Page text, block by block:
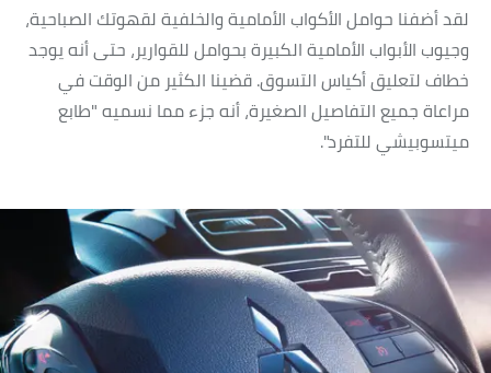
لقد أضفنا حوامل الأكواب الأمامية والخلفية لقهوتك الصباحية،
وجيوب الأبواب الأمامية الكبيرة بحوامل للقوارير، حتى أنه يوجد
خطاف لتعليق أكياس التسوق. قضينا الكثير من الوقت في
مراعاة جميع التفاصيل الصغيرة، أنه جزء مما نسميه "طابع
ميتسوبيشي للتفرد".